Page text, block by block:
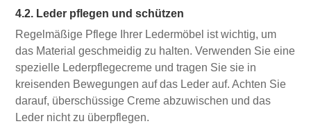
4.2. Leder pflegen und schützen
Regelmäßige Pflege Ihrer Ledermöbel ist wichtig, um
das Material geschmeidig zu halten. Verwenden Sie eine
spezielle Lederpflegecreme und tragen Sie sie in
kreisenden Bewegungen auf das Leder auf. Achten Sie
darauf, überschüssige Creme abzuwischen und das
Leder nicht zu überpflegen.